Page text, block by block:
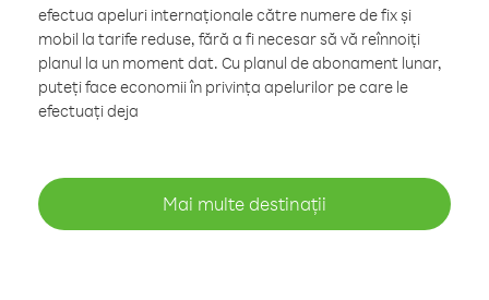
efectua apeluri internaționale către numere de fix și
mobil la tarife reduse, fără a fi necesar să vă reînnoiți
planul la un moment dat. Cu planul de abonament lunar,
puteți face economii în privința apelurilor pe care le
efectuați deja
Mai multe destinații